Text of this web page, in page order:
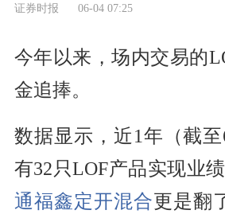
证券时报 06-04 07:25
今年以来，场内交易的
金追捧。
数据显示，近1年（截
有32只LOF产品实现业
通福鑫定开混合更是翻